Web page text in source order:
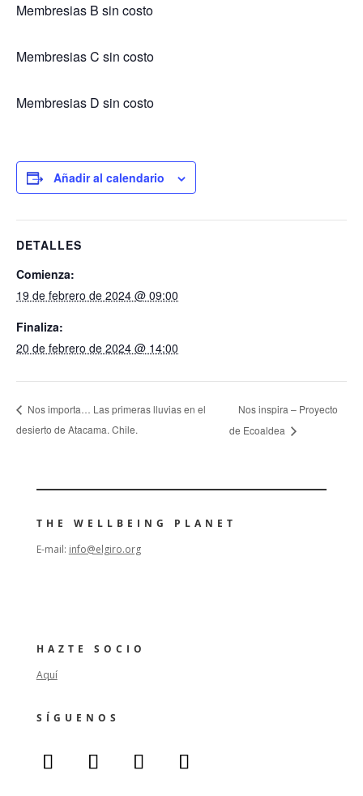
Membresias B sin costo
Membresias C sin costo
Membresias D sin costo
Añadir al calendario
DETALLES
Comienza:
19 de febrero de 2024 @ 09:00
Finaliza:
20 de febrero de 2024 @ 14:00
Nos importa… Las primeras lluvias en el
desierto de Atacama. Chile.
Nos inspira – Proyecto
de Ecoaldea
THE WELLBEING PLANET
E-mail: info@elgiro.org
HAZTE SOCIO
Aquí
SÍGUENOS